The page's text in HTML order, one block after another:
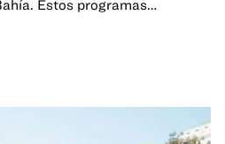
Estos programas
del Año Nuevo Lunar a
comunidades AAPI se
con círculos de curación